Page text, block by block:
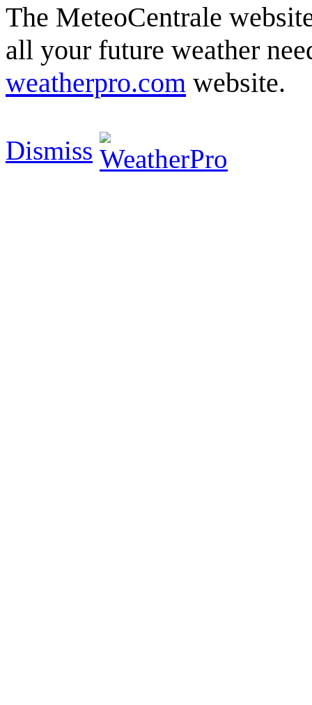
The MeteoCentrale
all your future weather
weatherpro.com website.
Dismiss